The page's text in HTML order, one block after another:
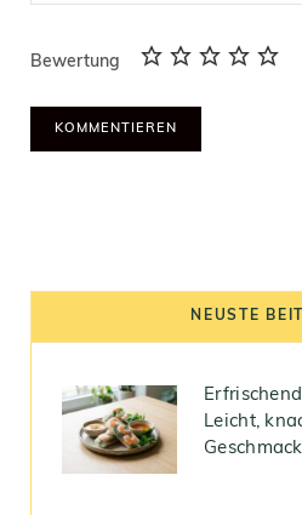
Bewertung
NEUSTE
Leicht,
Geschmack